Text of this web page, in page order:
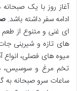
آغاز روز با یک
ادامه سفر داشته باشد.
ای غنی و متنوع از طعم
های تازه و شیرینی
میوه های فصلی، انواع
تخم مرغ و سوسیس،
ساعات سرو صبحانه به